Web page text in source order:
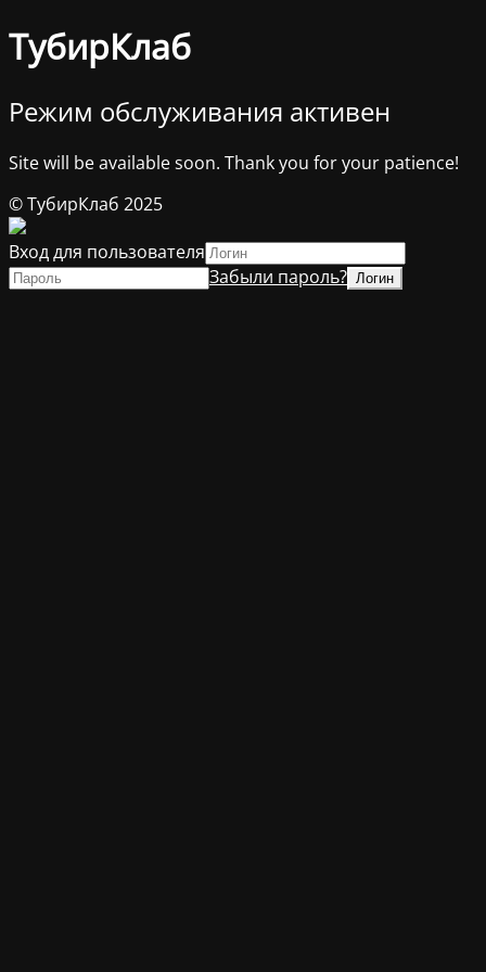
ТубирКлаб
Режим обслуживания активен
Site will be available soon. Thank you for your patience!
© ТубирКлаб 2025
Вход для пользователя
Забыли пароль?